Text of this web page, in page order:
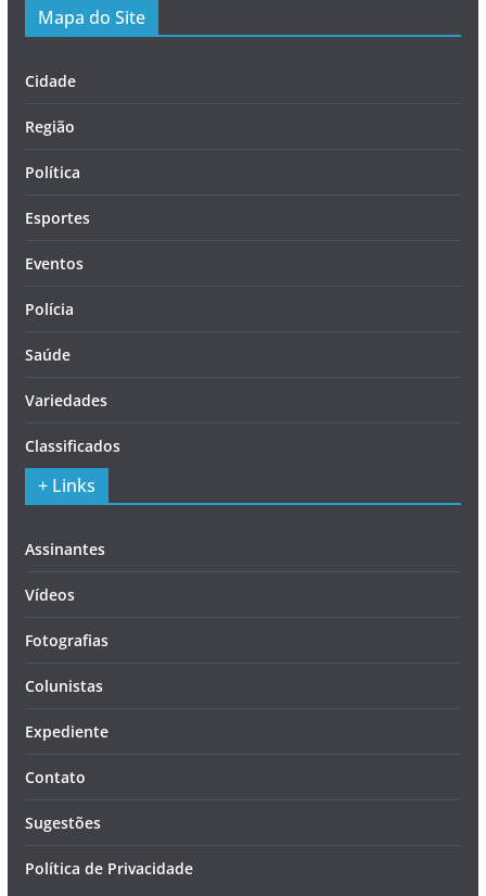
Mapa do Site
Cidade
Região
Política
Esportes
Eventos
Polícia
Saúde
Variedades
Classificados
+ Links
Assinantes
Vídeos
Fotografias
Colunistas
Expediente
Contato
Sugestões
Política de Privacidade